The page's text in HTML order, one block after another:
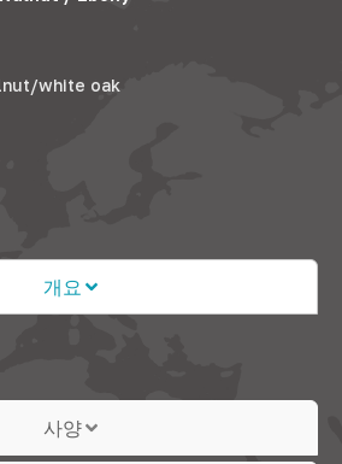
white oak
개요
사양